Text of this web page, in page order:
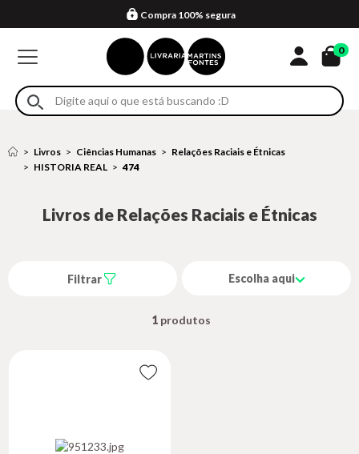
Formas de entrega
Compra 100% segura
Em até 4x sem juros no cartão*
Retire na loja
Eventos
0
Livros Ciências Humanas
Relações Raciais e Étnicas
HISTORIA REAL
474
Livros de Relações Raciais e Étnicas
Filtrar Escolha aqui
1